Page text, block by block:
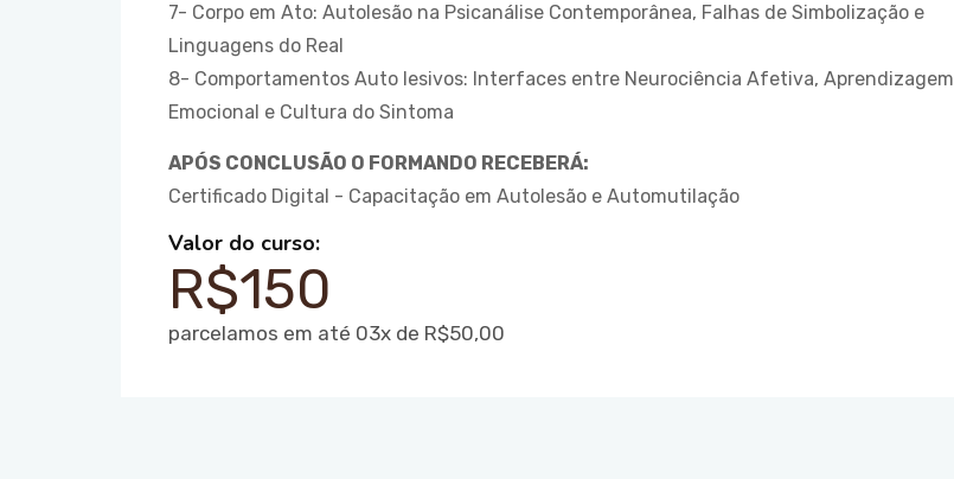
7- Corpo em Ato: Autolesão na Psicanálise Contemporânea, Falhas de Simbolização e
Linguagens do Real
8- Comportamentos Auto lesivos: Interfaces entre Neurociência Afetiva, Aprendizagem
Emocional e Cultura do Sintoma
APÓS CONCLUSÃO O FORMANDO RECEBERÁ:
Certificado Digital - Capacitação em Autolesão e Automutilação
Valor do curso:
R$150
parcelamos em até 03x de R$50,00